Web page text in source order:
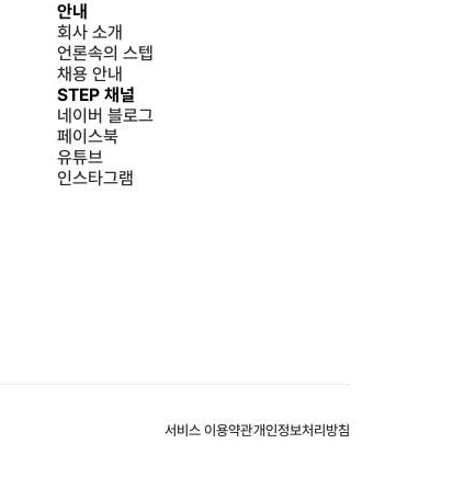
안내
회사 소개
언론속의 스텝
채용 안내
STEP 채널
네이버 블로그
페이스북
유튜브
인스타그램
서비스 이용약관개인정보처리방침